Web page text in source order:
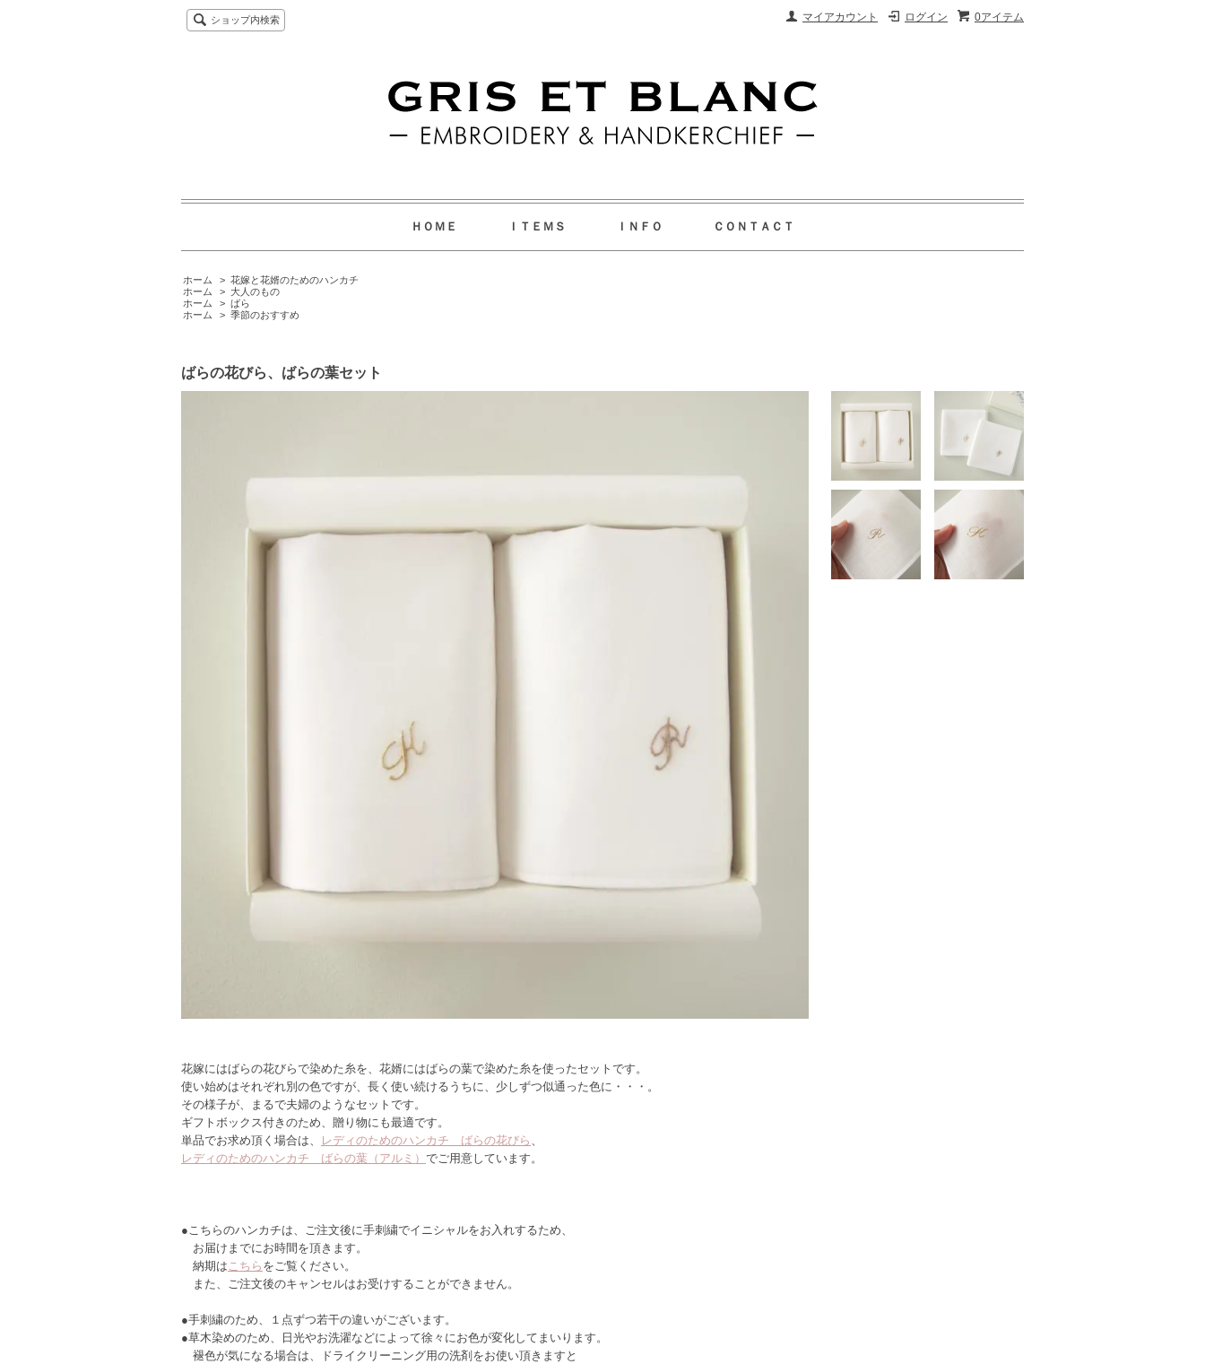
0アイテム
ログイン
マイアカウント
ショップ内検索
ＨＯＭＥ ＩＴＥＭＳ ＩＮＦＯ ＣＯＮＴＡＣＴ
ホーム > 花嫁と花婿のためのハンカチ
ホーム
> 大人のもの
ホーム
> ばら
ホーム
> 季節のおすすめ
ばらの花びら、ばらの葉セット
花嫁にはばらの花びらで染めた糸を、花婿にはばらの葉で染めた糸を使ったセットです。
使い始めはそれぞれ別の色ですが、長く使い続けるうちに、少しずつ似通った色に・・・。
その様子が、まるで夫婦のようなセットです。
ギフトボックス付きのため、贈り物にも最適です。
単品でお求め頂く場合は、
レディのためのハンカチ ばらの花びら 、
レディのためのハンカチ ばらの葉（アルミ） でご用意しています。
●こちらのハンカチは、ご注文後に手刺繍でイニシャルをお入れするため、
お届けまでにお時間を頂きます。
納期はこちら をご覧ください。
また、ご注文後のキャンセルはお受けすることができません。
●手刺繍のため、１点ずつ若干の違いがございます。
●草木染めのため、日光やお洗濯などによって徐々にお色が変化してまいります。
褪色が気になる場合は、ドライクリーニング用の洗剤をお使い頂きますと